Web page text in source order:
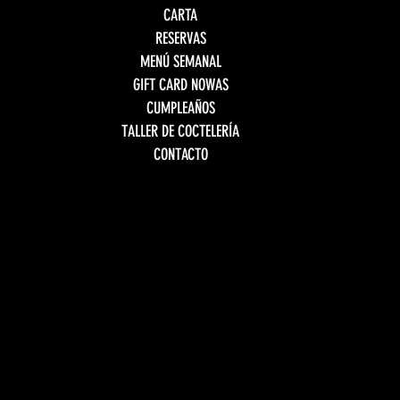
CARTA
RESERVAS
MENÚ SEMANAL
GIFT CARD NOWAS
CUMPLEAÑOS
TALLER DE COCTELERÍA
CONTACTO